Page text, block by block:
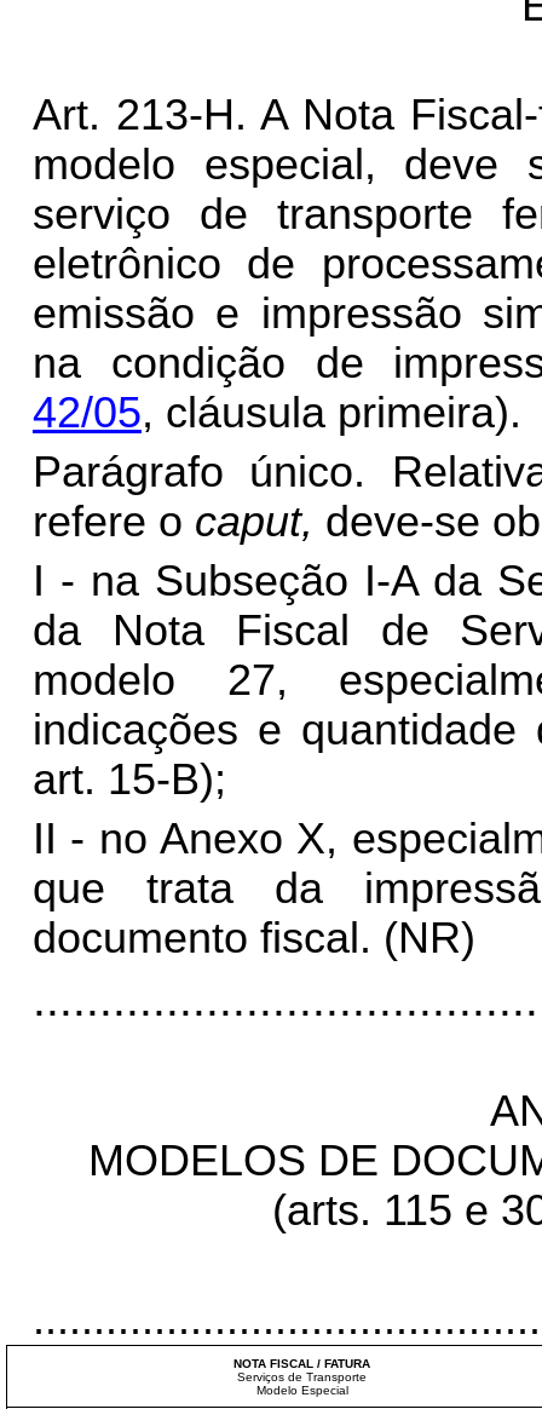
Art. 213-H. A Nota
modelo especial, deve
serviço de transporte
eletrônico de
emissão e impressão
na condição de
42/05, cláusula primeira).
Parágrafo único.
refere o caput, deve-se
I - na Subseção I-A da
da Nota Fiscal de
modelo 27,
indicações e
art. 15-B);
II - no Anexo X,
que trata da
documento fiscal. (NR)
MODELOS DE
(arts. 115 e
NOTA FISCAL / FATURA
Serviços de Transporte
Modelo Especial